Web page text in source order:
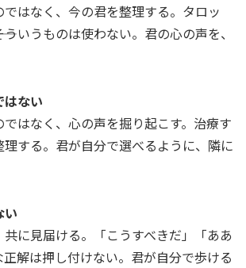
はなく、今の君を整理する。タロッ
ういうものは使わない。君の心の声を、
はない
はなく、心の声を掘り起こす。治療す
理する。君が自分で選べるように、隣に
い
に見届ける。「こうすべきだ」「ああ
正解は押し付けない。君が自分で歩ける